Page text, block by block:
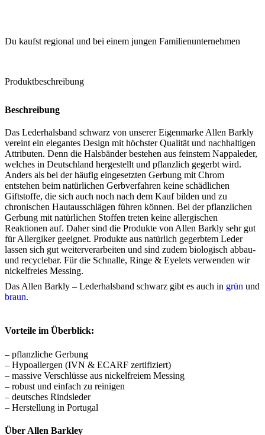
Du kaufst regional und bei einem jungen Familienunternehmen
Produktbeschreibung
Beschreibung
Das Lederhalsband schwarz von unserer Eigenmarke Allen Barkly
vereint ein elegantes Design mit höchster Qualität und nachhaltigen
Attributen. Denn die Halsbänder bestehen aus feinstem Nappaleder,
welches in Deutschland hergestellt und pflanzlich gegerbt wird.
Anders als bei der häufig eingesetzten Gerbung mit Chrom
entstehen beim natürlichen Gerbverfahren keine schädlichen
Giftstoffe, die sich auch noch nach dem Kauf bilden und zu
chronischen Hautausschlägen führen können. Bei der pflanzlichen
Gerbung mit natürlichen Stoffen treten keine allergischen
Reaktionen auf. Daher sind die Produkte von Allen Barkly sehr gut
für Allergiker geeignet. Produkte aus natürlich gegerbtem Leder
lassen sich gut weiterverarbeiten und sind zudem biologisch abbau-
und recyclebar. Für die Schnalle, Ringe & Eyelets verwenden wir
nickelfreies Messing.
Das Allen Barkly – Lederhalsband schwarz gibt es auch in grün und
braun.
Vorteile im Überblick:
– pflanzliche Gerbung
– Hypoallergen (IVN & ECARF zertifiziert)
– massive Verschlüsse aus nickelfreiem Messing
– robust und einfach zu reinigen
– deutsches Rindsleder
– Herstellung in Portugal
Über Allen Barkley